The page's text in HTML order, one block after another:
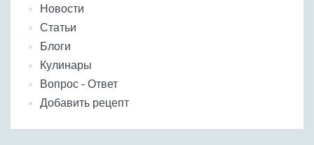
Новости
Статьи
Блоги
Кулинары
Вопрос - Ответ
Добавить рецепт